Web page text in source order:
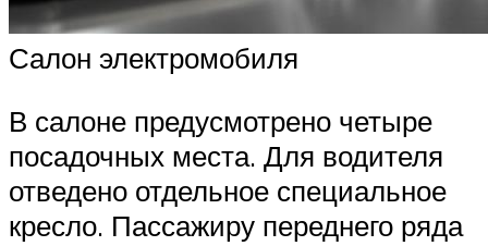
Салон электромобиля
В салоне предусмотрено четыре
посадочных места. Для водителя
отведено отдельное специальное
кресло. Пассажиру переднего ряда